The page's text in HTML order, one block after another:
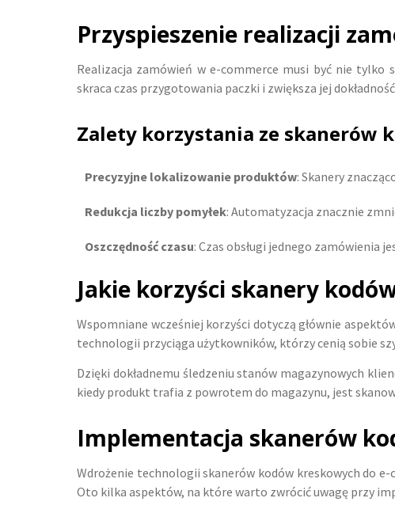
Przyspieszenie realizacji
Realizacja zamówień w e-commerce musi być nie tylko
skraca czas przygotowania paczki i zwiększa jej
Zalety korzystania ze skanerów
Precyzyjne lokalizowanie produktów: Skanery
Redukcja liczby pomyłek: Automatyzacja znacznie
Oszczędność czasu: Czas obsługi jednego zamówienia
Jakie korzyści skanery
Wspomniane wcześniej korzyści dotyczą głównie
technologii przyciąga użytkowników, którzy cenią sobie
Dzięki dokładnemu śledzeniu stanów magazynowych
kiedy produkt trafia z powrotem do magazynu, jest
Implementacja skanerów
Wdrożenie technologii skanerów kodów kreskowych do
Oto kilka aspektów, na które warto zwrócić uwagę przy